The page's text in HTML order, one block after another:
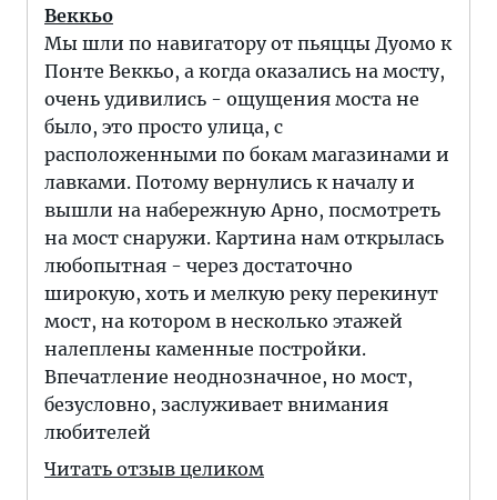
Веккьо
Мы шли по навигатору от пьяццы Дуомо к
Понте Веккьо, а когда оказались на мосту,
очень удивились - ощущения моста не
было, это просто улица, с
расположенными по бокам магазинами и
лавками. Потому вернулись к началу и
вышли на набережную Арно, посмотреть
на мост снаружи. Картина нам открылась
любопытная - через достаточно
широкую, хоть и мелкую реку перекинут
мост, на котором в несколько этажей
налеплены каменные постройки.
Впечатление неоднозначное, но мост,
безусловно, заслуживает внимания
любителей
Читать отзыв целиком